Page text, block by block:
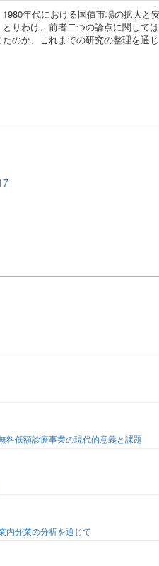
年代における国債市場の拡大と
りわけ、前者二つの論点に関し
のか、これまでの研究の整理を通
料低額診療事業の現代的意義と課題
内分業の分析を通じて